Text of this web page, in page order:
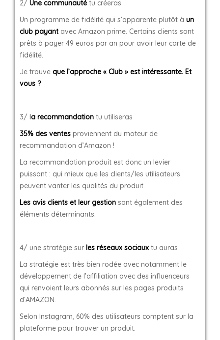
2/ Une communauté tu créeras
Un programme de fidélité qui s’apparente plutôt à un
club payant avec Amazon prime. Certains clients sont
prêts à payer 49 euros par an pour avoir leur carte de
fidélité.
Je trouve que l’approche « Club » est intéressante. Et
vous ?
3/ la recommandation tu utiliseras
35% des ventes proviennent du moteur de
recommandation d’Amazon !
La recommandation produit est donc un levier
puissant : qui mieux que les clients/les utilisateurs
peuvent vanter les qualités du produit.
Les avis clients et leur gestion sont également des
éléments déterminants.
4/ une stratégie sur les réseaux sociaux tu auras
La stratégie est très bien rodée avec notamment le
développement de l’affiliation avec des influenceurs
qui renvoient leurs abonnés sur les pages produits
d’AMAZON.
Selon Instagram, 60% des utilisateurs comptent sur la
plateforme pour trouver un produit.